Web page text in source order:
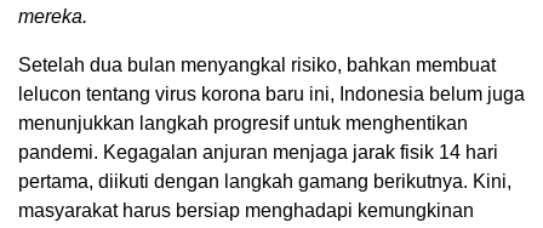
mereka.
Setelah dua bulan menyangkal risiko, bahkan membuat
lelucon tentang virus korona baru ini, Indonesia belum juga
menunjukkan langkah progresif untuk menghentikan
pandemi. Kegagalan anjuran menjaga jarak fisik 14 hari
pertama, diikuti dengan langkah gamang berikutnya. Kini,
masyarakat harus bersiap menghadapi kemungkinan